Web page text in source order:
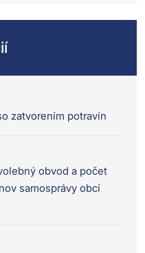
zatvorením potravín
obvod a počet
samosprávy obcí